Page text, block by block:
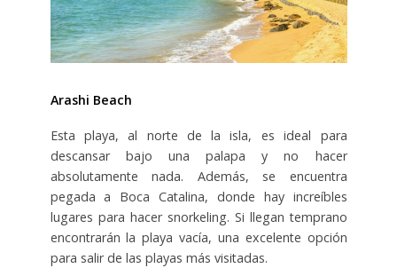
Arashi Beach
Esta playa, al norte de la isla, es ideal para
descansar bajo una palapa y no hacer
absolutamente nada. Además, se encuentra
pegada a Boca Catalina, donde hay increíbles
lugares para hacer snorkeling. Si llegan temprano
encontrarán la playa vacía, una excelente opción
para salir de las playas más visitadas.